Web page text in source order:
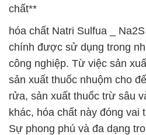
chất**
hóa chất Natri Sulfua _
chính được sử dụng trong
công nghiệp. Từ việc sản
sản xuất thuốc nhuộm cho
rửa, sản xuất thuốc trừ sâu
khác, hóa chất này đóng vai
Sự phong phú và đa dạng